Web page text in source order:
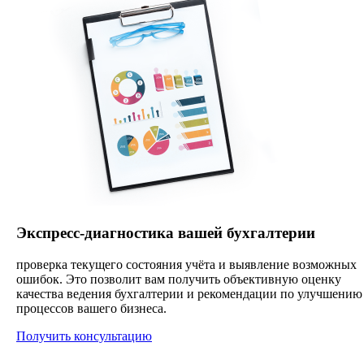
Экспресс-диагностика вашей бухгалтерии
проверка текущего состояния учёта и выявление возможных
ошибок. Это позволит вам получить объективную оценку
качества ведения бухгалтерии и рекомендации по улучшению
процессов вашего бизнеса.
Получить консультацию